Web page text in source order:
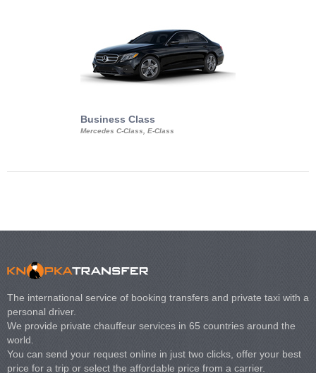
Business Class
Mercedes C-Class, E-Class
The international service of booking transfers and private taxi with a
personal driver.
We provide private chauffeur services in 65 countries around the
world.
You can send your request online in just two clicks, offer your best
price for a trip or select the affordable price from a carrier.